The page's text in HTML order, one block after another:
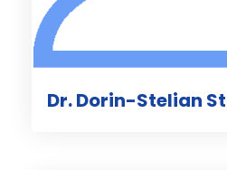
Dr. Dorin-Stelian